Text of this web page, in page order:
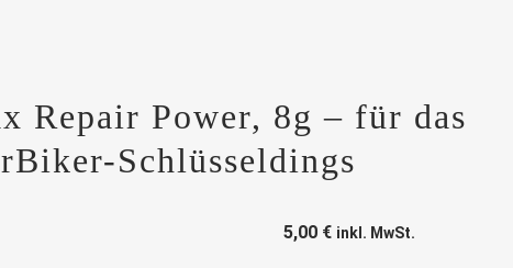
Repair Power, 8g – für das
Schlüsseldings
5,00 € inkl. MwSt.